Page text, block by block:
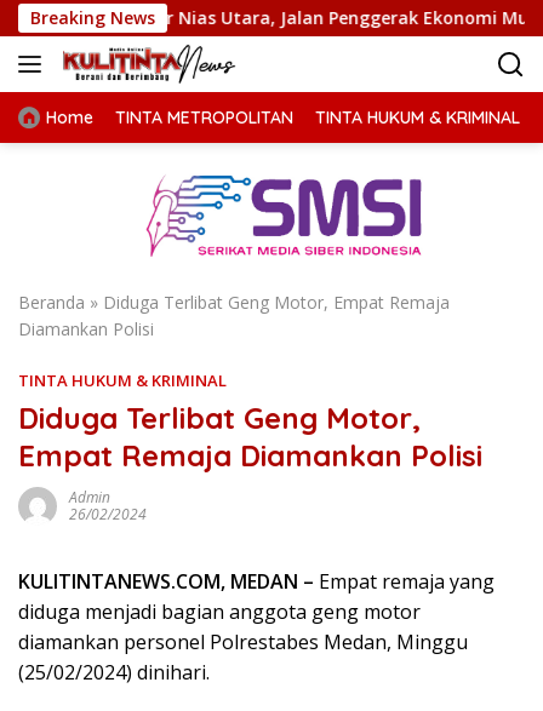
Langsung
ke
konten
Breaking News
Nias Utara, Jalan Penggerak Ekonomi Mulai Dibenahi
Home TINTA METROPOLITAN TINTA HUKUM & KRIMINAL
Beranda » Diduga Terlibat Geng Motor, Empat Remaja
Diamankan Polisi
TINTA HUKUM & KRIMINAL
Diduga Terlibat Geng Motor,
Empat Remaja Diamankan Polisi
Admin
26/02/2024
KULITINTANEWS.COM, MEDAN – Empat remaja yang
diduga menjadi bagian anggota geng motor
diamankan personel Polrestabes Medan, Minggu
(25/02/2024) dinihari.